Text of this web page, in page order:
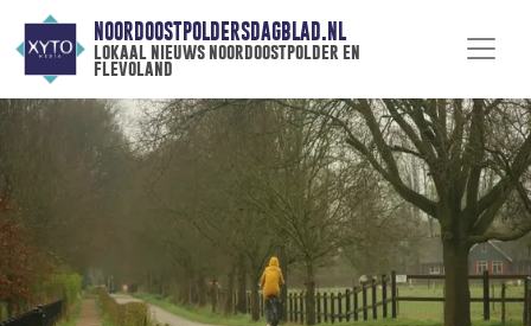
NOORDOOSTPOLDERSDAGBLAD.NL
lokaal nieuws noordoostpolder en
flevoland